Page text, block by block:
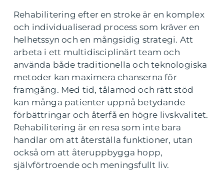
Rehabilitering efter en stroke är en komplex
och individualiserad process som kräver en
helhetssyn och en mångsidig strategi. Att
arbeta i ett multidisciplinärt team och
använda både traditionella och teknologiska
metoder kan maximera chanserna för
framgång. Med tid, tålamod och rätt stöd
kan många patienter uppnå betydande
förbättringar och återfå en högre livskvalitet.
Rehabilitering är en resa som inte bara
handlar om att återställa funktioner, utan
också om att återuppbygga hopp,
självförtroende och meningsfullt liv.